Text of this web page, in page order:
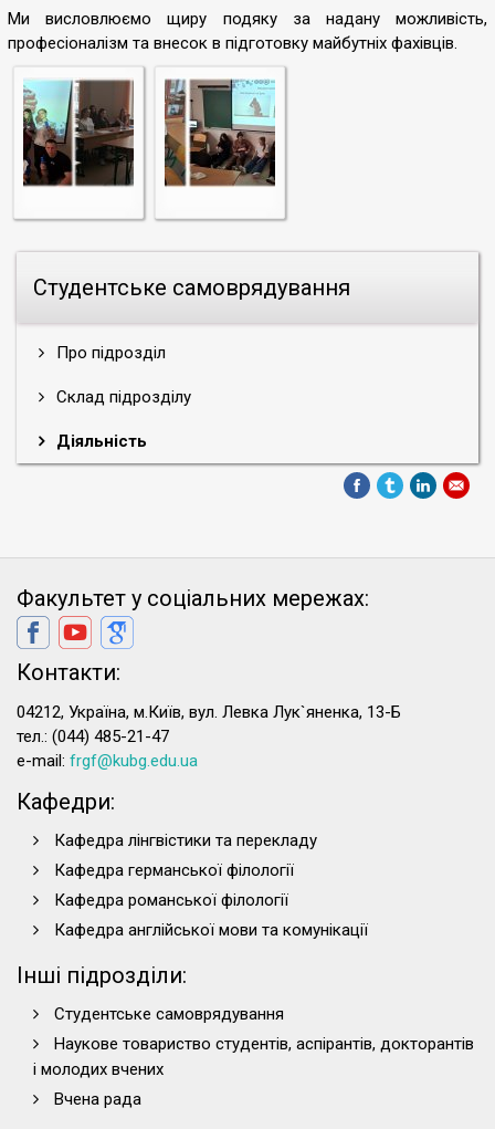
Студентське самоврядування
Про підрозділ
Склад підрозділу
Діяльність
Ми висловлюємо щиру подяку за надану можливість,
професіоналізм та внесок в підготовку майбутніх фахівців.
Факультет у соціальних мережах:
Контакти:
04212, Україна, м.Київ, вул. Левка Лук`яненка, 13-Б
тел.: (044) 485-21-47
e-mail: frgf@kubg.edu.ua
Кафедри:
Кафедра лінгвістики та перекладу
Кафедра германської філології
Кафедра романської філології
Кафедра англійської мови та комунікації
Інші підрозділи:
Студентське самоврядування
Наукове товариство студентів, аспірантів, докторантів
і молодих вчених
Вчена рада